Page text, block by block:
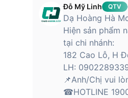
Đỗ Mỹ Linh QTV
Dạ Hoàng Hà
Hiện sản phẩm
tại chi nhánh:
182 Cao Lỗ, H
LH:
📌Anh/Chị vui
☎HOTLINE